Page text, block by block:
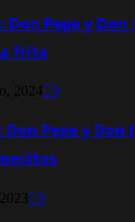
Don Pepe y
frita
2024 0
Pepe y Don
0